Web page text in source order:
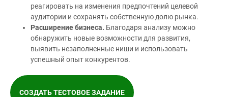
реагировать на изменения предпочтений целевой
аудитории и сохранять собственную долю рынка.
Расширение бизнеса. Благодаря анализу можно
обнаружить новые возможности для развития,
выявить незаполненные ниши и использовать
успешный опыт конкурентов.
СОЗДАТЬ ТЕСТОВОЕ ЗАДАНИЕ